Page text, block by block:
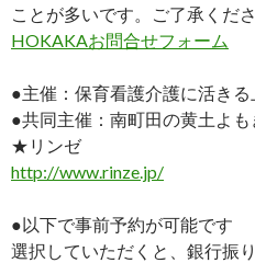
ことが多いです。ご了承くだ
HOKAKAお問合せフォーム
●主催：保育看護介護に活きる
●共同主催：南町田の黄土よ
★リンゼ
http://www.rinze.jp/
●以下で事前予約が可能です
選択していただくと、銀行